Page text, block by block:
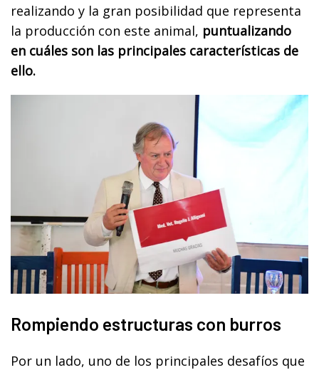
realizando y la gran posibilidad que representa
la producción con este animal, puntualizando
en cuáles son las principales características de
ello.
Rompiendo estructuras con burros
Por un lado, uno de los principales desafíos que